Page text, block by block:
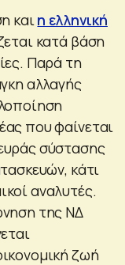
και η ελληνική
κατά βάση
Παρά τη
αλλαγής
που φαίνεται
σύστασης
κάτι
αναλυτές.
της ΝΔ
ζωή